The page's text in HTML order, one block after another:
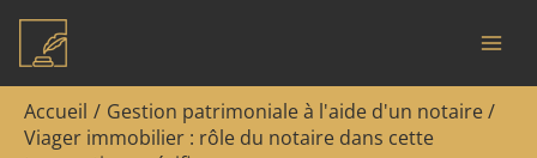
Aller
contenu
Accueil
Gestion patrimoniale à l'aide d'un notaire
Viager immobilier : rôle du notaire dans cette
Rechercher